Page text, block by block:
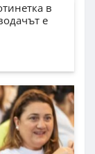
в
е